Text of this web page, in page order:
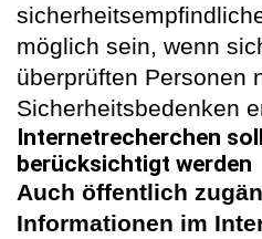
möglich sein, wenn
überprüften Personen
Sicherheitsbedenken
Internetrecherchen
berücksichtigt werden
Auch öffentlich
Informationen im